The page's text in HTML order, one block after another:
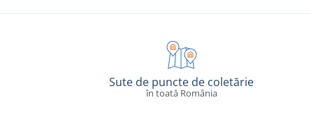
Sute de puncte de coletărie
în toată România